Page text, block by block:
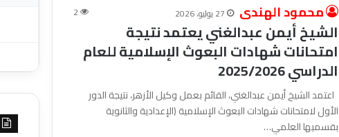
محمود الهندى 27 يوليو، 2026 2
الشيخ أيمن عبدالغني يعتمد نتيجة
امتحانات شهادات البعوث الإسلامية للعام
الدراسي 2025/2026
اعتمد الشيخ أيمن عبدالغني، القائم بعمل وكيل الأزهر، نتيجة الدور
الأول لامتحانات شهادات البعوث الإسلامية (الإعدادية والثانوية
بقسميها العلمي…